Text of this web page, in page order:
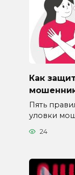
Как
Пять
уловки
24